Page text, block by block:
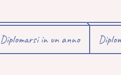
Diplomarsi in un anno